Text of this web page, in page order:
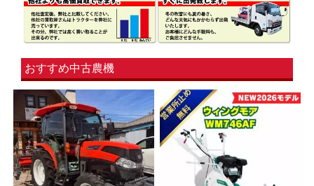
おすすめ中古農機